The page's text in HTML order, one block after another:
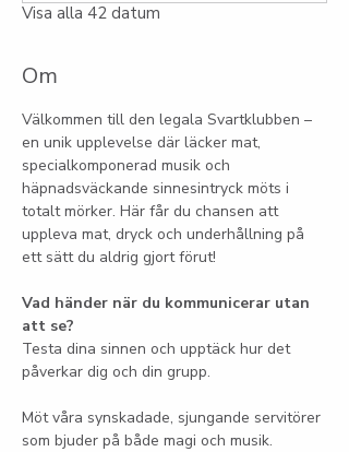
Visa alla 42 datum
Om
Välkommen till den legala Svartklubben –
en unik upplevelse där läcker mat,
specialkomponerad musik och
häpnadsväckande sinnesintryck möts i
totalt mörker. Här får du chansen att
uppleva mat, dryck och underhållning på
ett sätt du aldrig gjort förut!
Vad händer när du kommunicerar utan
att se?
Testa dina sinnen och upptäck hur det
påverkar dig och din grupp.
Möt våra synskadade, sjungande servitörer
som bjuder på både magi och musik.